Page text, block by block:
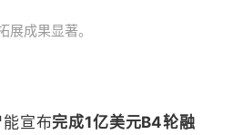
成果显著。
宣布完成1亿美元B4轮融